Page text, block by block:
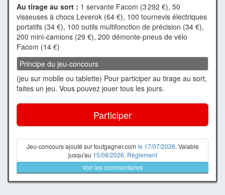
Au tirage au sort : 1 servante Facom (3 292 €), 50
visseuses à chocs Leverok (64 €), 100 tournevis électriques
portatifs (34 €), 100 outils multifonction de précision (34 €),
200 mini-camions (29 €), 200 démonte-pneus de vélo
Facom (14 €)
Principe du jeu-concours
(jeu sur mobile ou tablette) Pour participer au tirage au sort,
faites un jeu. Vous pouvez jouer tous les jours.
Participer
Jeu-concours ajouté sur toutgagner.com le 17/07/2026. Valable
jusqu'au 15/08/2026. Règlement
Voir les commentaires